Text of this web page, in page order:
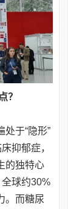
？
于“隐形”
抑郁症，
的独特心
球约30%
。而糖尿